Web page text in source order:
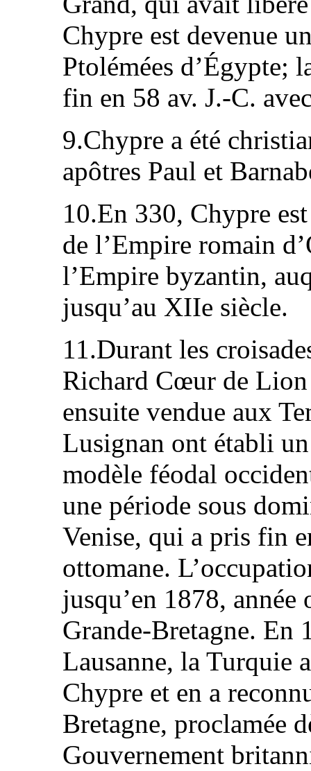
Chypre est devenue
Ptolémées d’Égypte;
fin en 58 av. J.-C.
9.Chypre a été
apôtres Paul et
10.En 330, Chypre
de l’Empire romain
l’Empire byzantin,
jusqu’au XIIe siècle.
11.Durant les
Richard Cœur de
ensuite vendue aux
Lusignan ont établi
modèle féodal
une période sous
Venise, qui a pris fin
ottomane.
jusqu’en 1878, année
Grande-Bretagne. En
Lausanne, la Turquie
Chypre et en a
Bretagne, proclamée
Gouvernement